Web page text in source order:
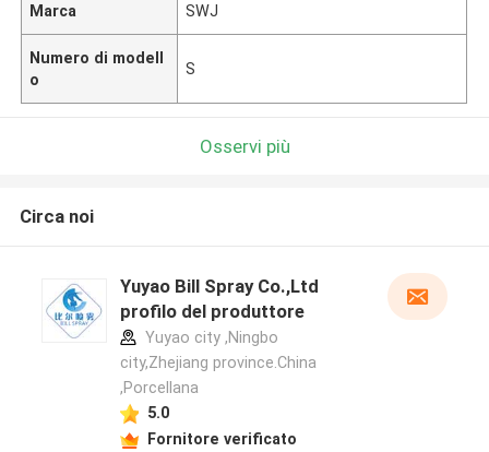
Marca SWJ
Numero di modell
o
S
Osservi più
Circa noi
Yuyao Bill Spray Co.,Ltd
profilo del produttore
Yuyao city ,Ningbo
city,Zhejiang province.China
,Porcellana
5.0
Fornitore verificato